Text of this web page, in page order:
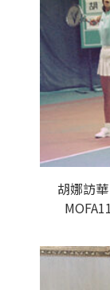
胡娜訪